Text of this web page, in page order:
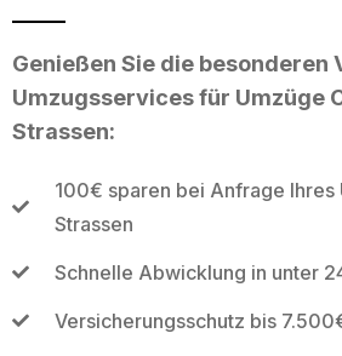
Genießen Sie die besonderen
Umzugsservices für Umzüge
Strassen:
100€ sparen bei Anfrage Ihres
Strassen
Schnelle Abwicklung in unter
Versicherungsschutz bis